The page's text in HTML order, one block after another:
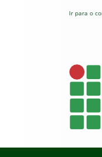
Ir para o